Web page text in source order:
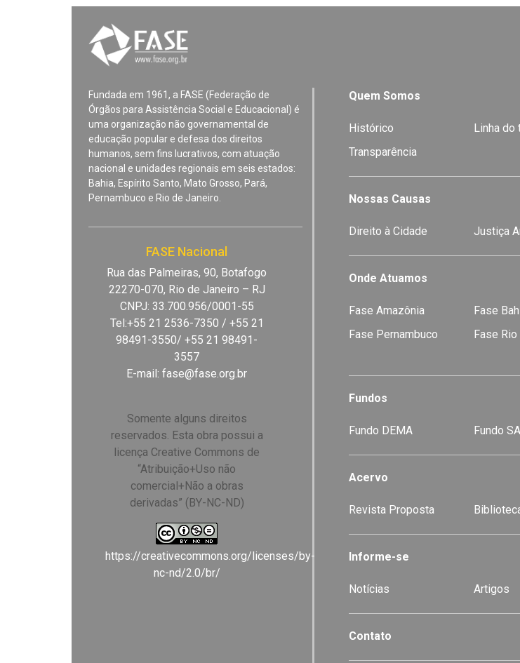
Fundada em 1961, a FASE (Federação de
Órgãos para Assistência Social e Educacional) é
uma organização não governamental de
educação popular e defesa dos direitos
humanos, sem fins lucrativos, com atuação
nacional e unidades regionais em seis estados:
Bahia, Espírito Santo, Mato Grosso, Pará,
Pernambuco e Rio de Janeiro.
FASE Nacional
Rua das Palmeiras, 90, Botafogo
22270-070, Rio de Janeiro – RJ
CNPJ: 33.700.956/0001-55
Tel:+55 21 2536-7350 / +55 21
98491-3550/ +55 21 98491-
3557
E-mail:fase@fase.org.br
Somente alguns direitos
reservados. Esta obra possui a
licença Creative Commons de
“Atribuição+Uso não
comercial+Não a obras
derivadas” (BY-NC-ND)
https://creativecommons.org/licenses/by-
nc-nd/2.0/br/
Quem Somos
Histórico Linha do
Transparência
Nossas Causas
Direito à Cidade Justiça
Onde Atuamos
Fase Amazônia Fase
Fase Pernambuco
Fase
Fundos
Fundo DEMA Fundo
Acervo
Revista Proposta
Informe-se
Notícias Artigos
Contato